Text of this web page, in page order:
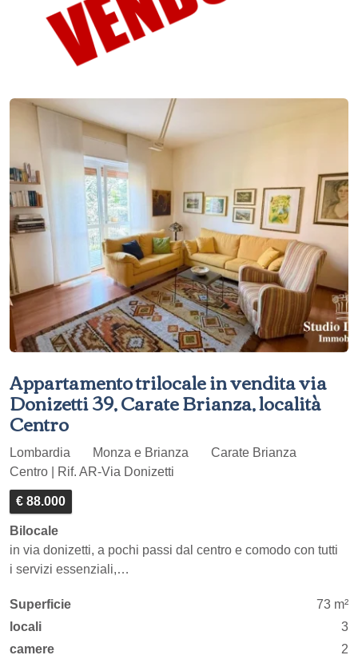
Appartamento trilocale in vendita via
Donizetti 39, Carate Brianza, località
Centro
Lombardia Monza e Brianza
Carate Brianza
Centro | Rif. AR-Via Donizetti
€ 88.000
Bilocale
in via donizetti, a pochi passi dal centro e comodo con tutti
i servizi essenziali,…
Superficie
73 m²
locali
3
camere
2